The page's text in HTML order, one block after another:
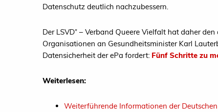
Datenschutz deutlich nachzubessern.
Der LSVD⁺ – Verband Queere Vielfalt hat daher
Organisationen an Gesundheitsminister Karl
Datensicherheit der ePa fordert: Fünf Schritte zu
Weiterlesen:
Weiterführende Informationen der